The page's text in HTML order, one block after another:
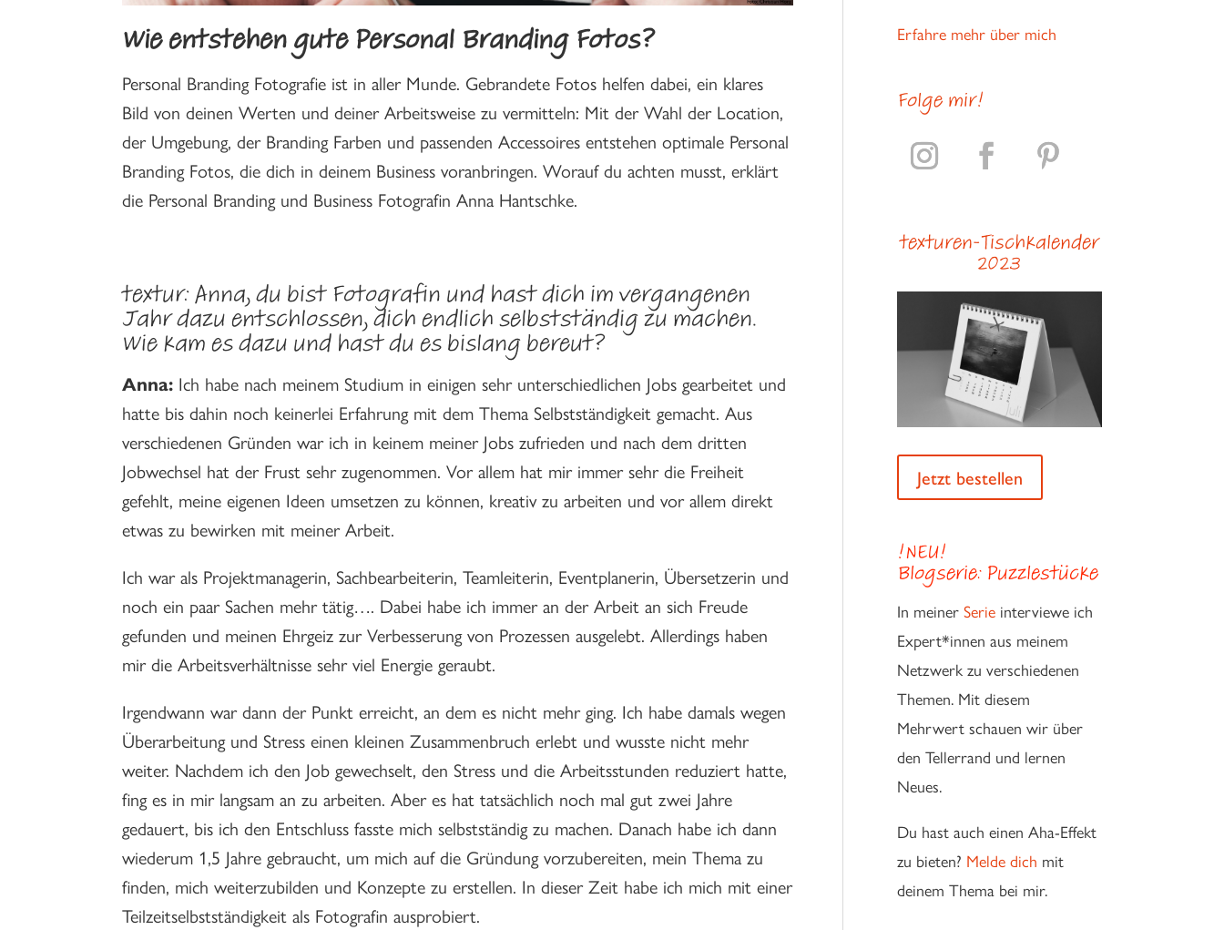
Wie entstehen gute Personal Branding Fotos?
Personal Branding Fotografie ist in aller Munde. Gebrandete Fotos helfen dabei, ein klares
Bild von deinen Werten und deiner Arbeitsweise zu vermitteln: Mit der Wahl der Location,
der Umgebung, der Branding Farben und passenden Accessoires entstehen optimale Personal
Branding Fotos, die dich in deinem Business voranbringen. Worauf du achten musst, erklärt
die Personal Branding und Business Fotografin Anna Hantschke.
textur: Anna, du bist Fotografin und hast dich im vergangenen
Jahr dazu entschlossen, dich endlich selbstständig zu machen.
Wie kam es dazu und hast du es bislang bereut?
Anna: Ich habe nach meinem Studium in einigen sehr unterschiedlichen Jobs gearbeitet und
hatte bis dahin noch keinerlei Erfahrung mit dem Thema Selbstständigkeit gemacht. Aus
verschiedenen Gründen war ich in keinem meiner Jobs zufrieden und nach dem dritten
Jobwechsel hat der Frust sehr zugenommen. Vor allem hat mir immer sehr die Freiheit
gefehlt, meine eigenen Ideen umsetzen zu können, kreativ zu arbeiten und vor allem direkt
etwas zu bewirken mit meiner Arbeit.
Ich war als Projektmanagerin, Sachbearbeiterin, Teamleiterin, Eventplanerin, Übersetzerin und
noch ein paar Sachen mehr tätig…. Dabei habe ich immer an der Arbeit an sich Freude
gefunden und meinen Ehrgeiz zur Verbesserung von Prozessen ausgelebt. Allerdings haben
mir die Arbeitsverhältnisse sehr viel Energie geraubt.
Irgendwann war dann der Punkt erreicht, an dem es nicht mehr ging. Ich habe damals wegen
Überarbeitung und Stress einen kleinen Zusammenbruch erlebt und wusste nicht mehr
weiter. Nachdem ich den Job gewechselt, den Stress und die Arbeitsstunden reduziert hatte,
fing es in mir langsam an zu arbeiten. Aber es hat tatsächlich noch mal gut zwei Jahre
gedauert, bis ich den Entschluss fasste mich selbstständig zu machen. Danach habe ich dann
wiederum 1,5 Jahre gebraucht, um mich auf die Gründung vorzubereiten, mein Thema zu
finden, mich weiterzubilden und Konzepte zu erstellen. In dieser Zeit habe ich mich mit einer
Teilzeitselbstständigkeit als Fotografin ausprobiert.
Erfahre mehr über mich
Folge mir!
texturen-Tischkalender
2023
Jetzt bestellen
!NEU!
Blogserie: Puzzlestücke
In meinerSerie interviewe ich
Expert*innen aus meinem
Netzwerk zu verschiedenen
Themen. Mit diesem
Mehrwert schauen wir über
den Tellerrand und lernen
Neues.
Du hast auch einen Aha-Effekt
zu bieten? Melde dich mit
deinem Thema bei mir.